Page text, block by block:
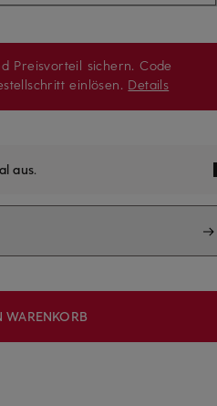
Preisvorteil sichern. Code
einlösen. Details
aus.
WARENKORB